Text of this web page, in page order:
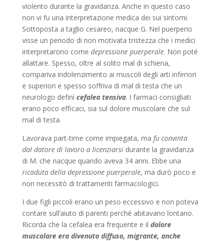
violento durante la gravidanza. Anche in questo caso
non vi fu una interpretazione medica dei sui sintomi.
Sottoposta a taglio cesareo, nacque G. Nel puerperio
visse un periodo di non motivata tristezza che i medici
interpretarono come depressione puerperale. Non poté
allattare. Spesso, oltre al solito mal di schiena,
compariva indolenzimento ai muscoli degli arti inferiori
e superiori e spesso soffriva di mal di testa che un
neurologo definì cefalea tensiva. I farmaci consigliati
erano poco efficaci, sia sul dolore muscolare che sul
mal di testa.
Lavorava part-time come impiegata, ma fu convinta
dal datore di lavoro a licenziarsidurante la gravidanza
di M. che nacque quando aveva 34 anni. Ebbe una
ricaduta della depressione puerperale, ma durò poco e
non necessitò di trattamenti farmacologici.
I due figli piccoli erano un peso eccessivo e non poteva
contare sull’aiuto di parenti perché abitavano lontano.
Ricorda che la cefalea era frequente e il dolore
muscolare era divenuto diffuso, migrante, anche